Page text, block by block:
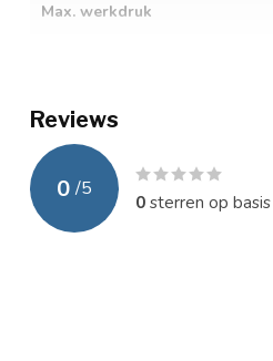
Max. werkdruk
Voorzien van terugslagklep
Droogloopbeveiliging
Thermische motorbescherming
Reviews
0 /5
0sterren op